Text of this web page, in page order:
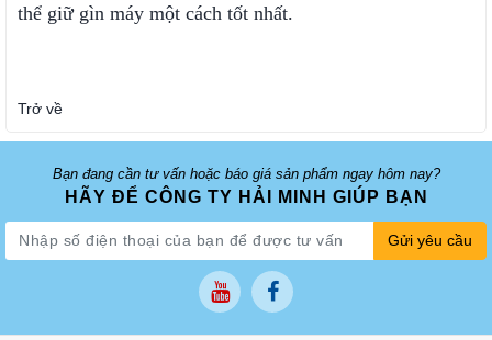
thể giữ gìn máy một cách tốt nhất.
Trở về
Bạn đang cần tư vấn hoặc báo giá sản phẩm ngay hôm nay?
HÃY ĐỂ CÔNG TY HẢI MINH GIÚP BẠN
Gửi yêu cầu